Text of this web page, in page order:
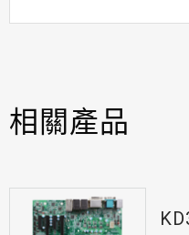
相關產品